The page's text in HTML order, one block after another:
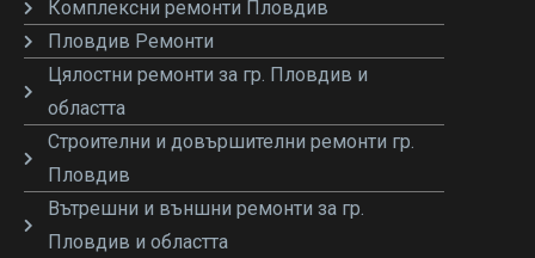
Комплексни ремонти Пловдив
Пловдив Ремонти
Цялостни ремонти за гр. Пловдив и
областта
Строителни и довършителни ремонти гр.
Пловдив
Вътрешни и външни ремонти за гр.
Пловдив и областта